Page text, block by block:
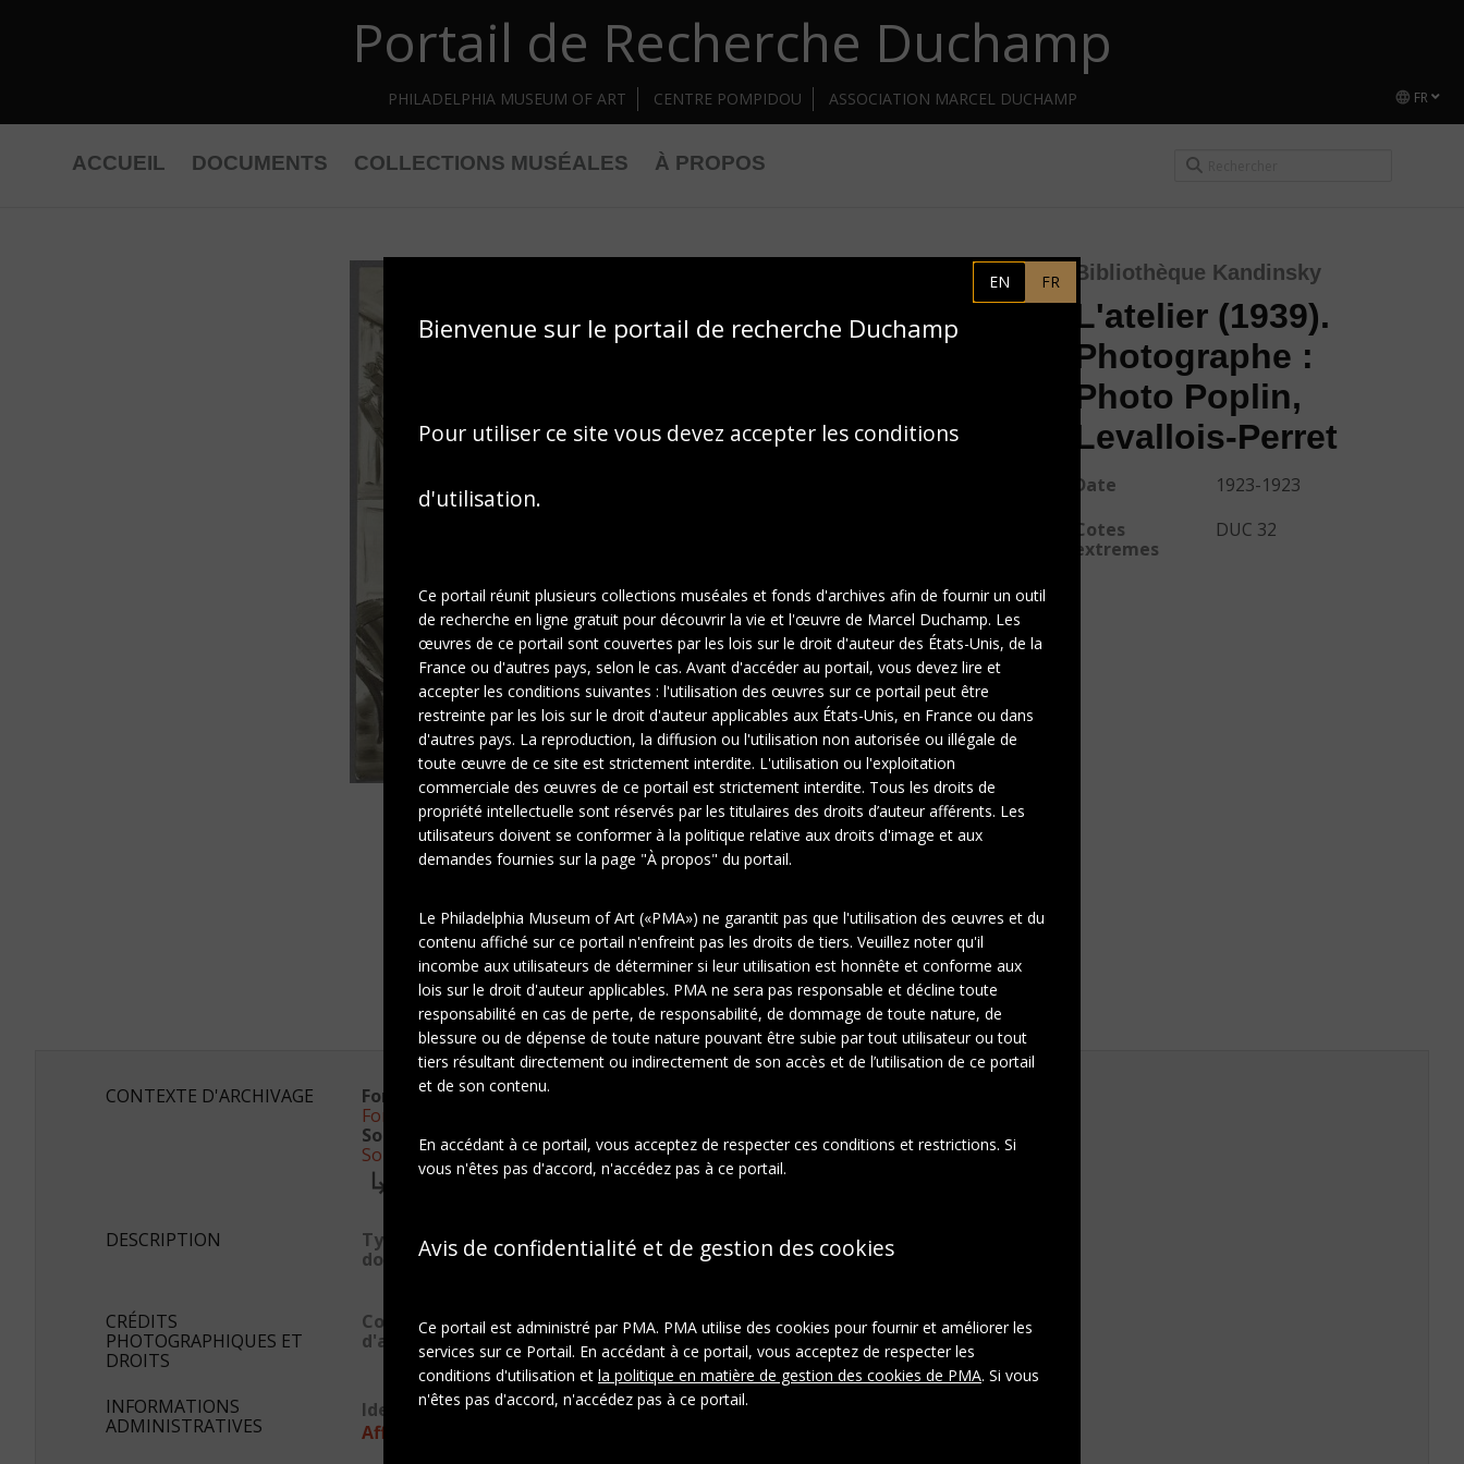
Portail de Recherche Duchamp
FR
PHILADELPHIA MUSEUM OF ART CENTRE POMPIDOU ASSOCIATION MARCEL DUCHAMP
ACCUEIL DOCUMENTS COLLECTIONS MUSÉALES À PROPOS
1 2
Bibliothèque Kandinsky
L'atelier (1939).
Photographe :
Photo Poplin,
Levallois-Perret
Date
1923-1923
Cotes
extremes
DUC 32
À propos de cet objet En relation
CONTEXTE D'ARCHIVAGE
Fonds ou collection:
Fonds Famille Duchamp : Jacques Villon, Raymond Duchamp-Villon, Suzanne Duchamp.
Sous-fonds:
Sous-fonds Suzanne Duchamp
Série:
DESCRIPTION
Type de
document
Photographies
CRÉDITS
PHOTOGRAPHIQUES ET
DROITS
Conditions
d'accès
INFORMATIONS
ADMINISTRATIVES
Identifiant système:FRM5050-X0031146319
Afficher en JSON-LD
EN FR
Bienvenue sur le portail de recherche Duchamp
Pour utiliser ce site vous devez accepter les conditions
d'utilisation.
Ce portail réunit plusieurs collections muséales et fonds d'archives afin de fournir un outil
de recherche en ligne gratuit pour découvrir la vie et l'œuvre de Marcel Duchamp. Les
œuvres de ce portail sont couvertes par les lois sur le droit d'auteur des États-Unis, de la
France ou d'autres pays, selon le cas. Avant d'accéder au portail, vous devez lire et
accepter les conditions suivantes : l'utilisation des œuvres sur ce portail peut être
restreinte par les lois sur le droit d'auteur applicables aux États-Unis, en France ou dans
d'autres pays. La reproduction, la diffusion ou l'utilisation non autorisée ou illégale de
toute œuvre de ce site est strictement interdite. L'utilisation ou l'exploitation
commerciale des œuvres de ce portail est strictement interdite. Tous les droits de
propriété intellectuelle sont réservés par les titulaires des droits d’auteur afférents. Les
utilisateurs doivent se conformer à la politique relative aux droits d'image et aux
demandes fournies sur la page "À propos" du portail.
Le Philadelphia Museum of Art («PMA») ne garantit pas que l'utilisation des œuvres et du
contenu affiché sur ce portail n'enfreint pas les droits de tiers. Veuillez noter qu'il
incombe aux utilisateurs de déterminer si leur utilisation est honnête et conforme aux
lois sur le droit d'auteur applicables. PMA ne sera pas responsable et décline toute
responsabilité en cas de perte, de responsabilité, de dommage de toute nature, de
blessure ou de dépense de toute nature pouvant être subie par tout utilisateur ou tout
tiers résultant directement ou indirectement de son accès et de l’utilisation de ce portail
et de son contenu.
En accédant à ce portail, vous acceptez de respecter ces conditions et restrictions. Si
vous n'êtes pas d'accord, n'accédez pas à ce portail.
Avis de confidentialité et de gestion des cookies
Ce portail est administré par PMA. PMA utilise des cookies pour fournir et améliorer les
services sur ce Portail. En accédant à ce portail, vous acceptez de respecter les
conditions d'utilisation et la politique en matière de gestion des cookies de PMA. Si vous
n'êtes pas d'accord, n'accédez pas à ce portail.